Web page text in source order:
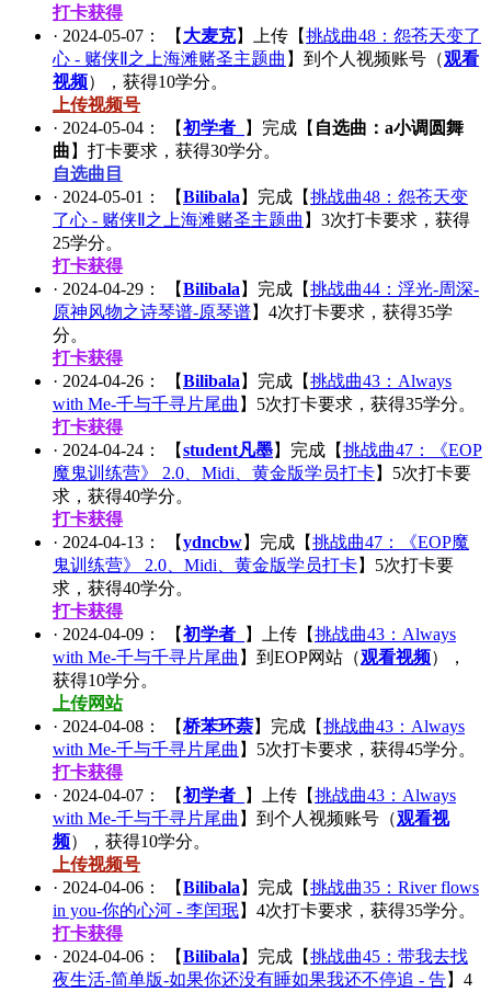
打卡获得
· 2024-05-07 ： 【 大麦克】上传【挑战曲48：怨苍天变了
心 - 赌侠Ⅱ之上海滩赌圣主题曲 】到个人视频账号（观看
视频），获得10学分。
上传视频号
· 2024-05-04 ： 【初学者_ 】完成【 自选曲：a小调圆舞
曲 】打卡要求，获得30学分。
自选曲目
· 2024-05-01 ： 【Bilibala 】完成【挑战曲48：怨苍天变
了心 - 赌侠Ⅱ之上海滩赌圣主题曲 】 3次打卡要求，获得
25学分。
打卡获得
· 2024-04-29 ： 【Bilibala 】完成【挑战曲44：浮光-周深-
原神风物之诗琴谱-原琴谱】 4次打卡要求，获得35学
分。
打卡获得
· 2024-04-26 ： 【Bilibala 】完成【挑战曲43：Always
with Me-千与千寻片尾曲 】 5次打卡要求，获得35学分。
打卡获得
· 2024-04-24 ： 【student凡墨】完成【挑战曲47：《EOP
魔鬼训练营》 2.0、Midi、黄金版学员打卡】 5次打卡要
求，获得40学分。
打卡获得
· 2024-04-13 ： 【ydncbw】完成【挑战曲47：《EOP魔
鬼训练营》 2.0、Midi、黄金版学员打卡】 5次打卡要
求，获得40学分。
打卡获得
· 2024-04-09 ： 【初学者_ 】上传【挑战曲43：Always
with Me-千与千寻片尾曲 】到EOP网站（观看视频），
获得10学分。
上传网站
· 2024-04-08 ： 【桥苯环萘】完成【挑战曲43：Always
with Me-千与千寻片尾曲 】 5次打卡要求，获得45学分。
打卡获得
· 2024-04-07 ： 【初学者_ 】上传【挑战曲43：Always
with Me-千与千寻片尾曲 】到个人视频账号（观看视
频），获得10学分。
上传视频号
· 2024-04-06 ： 【Bilibala 】完成【挑战曲35：River flows
in you-你的心河 - 李闰珉】 4次打卡要求，获得35学分。
打卡获得
· 2024-04-06 ： 【Bilibala 】完成【挑战曲45：带我去找
夜生活-简单版-如果你还没有睡如果我还不停追 - 告】 4